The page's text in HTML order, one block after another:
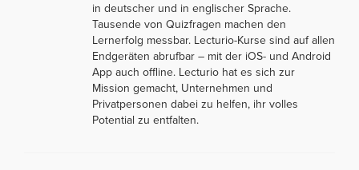
in deutscher und in englischer Sprache.
Tausende von Quizfragen machen den
Lernerfolg messbar. Lecturio-Kurse sind auf allen
Endgeräten abrufbar – mit der iOS- und Android
App auch offline. Lecturio hat es sich zur
Mission gemacht, Unternehmen und
Privatpersonen dabei zu helfen, ihr volles
Potential zu entfalten.